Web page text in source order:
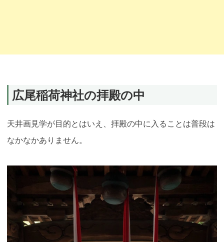
広尾稲荷神社の拝殿の中
天井画見学が目的とはいえ、拝殿の中に入ることは普段は
なかなかありません。